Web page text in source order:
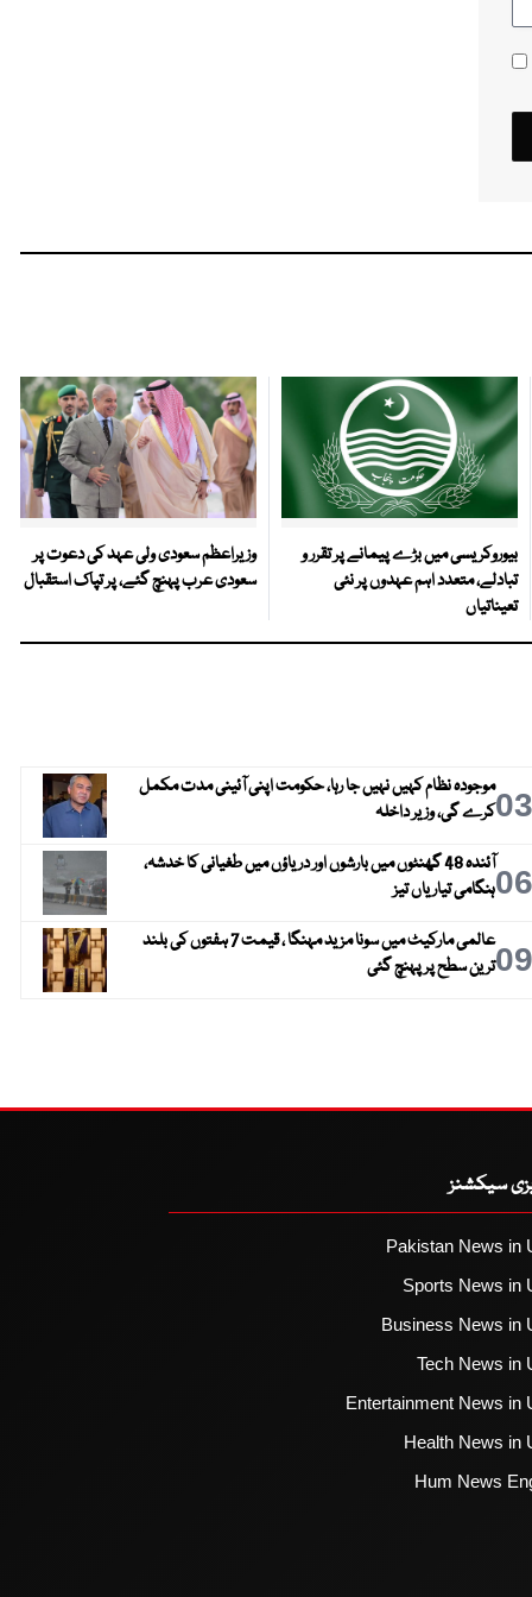
بیوروکریسی میں بڑے پیمانے پر تقرر و
تبادلے، متعدد اہم عہدوں پر نئی
تعیناتیاں
وزیراعظم سعودی ولی عہد کی دعوت پر
سعودی عرب پہنچ گئے، پر تپاک استقبال
03موجودہ نظام کہیں نہیں جا رہا، حکومت اپنی آئینی مدت مکمل
کرے گی، وزیر داخلہ
06
آئندہ 48 گھنٹوں میں بارشوں اور دریاؤں میں طغیانی کا خدشہ،
ہنگامی تیاریاں تیز
09
عالمی مارکیٹ میں سونا مزید مہنگا ، قیمت 7 ہفتوں کی بلند
ترین سطح پر پہنچ گئی
سیکشنز
Pakistan News in
Sports News in
Business News in
Tech News in
Entertainment News in
Health News in
Hum News